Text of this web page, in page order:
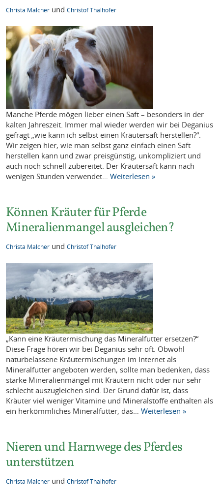
Christa Malcher undChristof Thalhofer
Manche Pferde mögen lieber einen Saft – besonders in der
kalten Jahreszeit. Immer mal wieder werden wir bei Deganius
gefragt „wie kann ich selbst einen Kräutersaft herstellen?“.
Wir zeigen hier, wie man selbst ganz einfach einen Saft
herstellen kann und zwar preisgünstig, unkompliziert und
auch noch schnell zubereitet. Der Kräutersaft kann nach
wenigen Stunden verwendet…Weiterlesen »
Können Kräuter für Pferde
Mineralienmangel ausgleichen?
Christa Malcher undChristof Thalhofer
„Kann eine Kräutermischung das Mineralfutter ersetzen?“
Diese Frage hören wir bei Deganius sehr oft. Obwohl
naturbelassene Kräutermischungen im Internet als
Mineralfutter angeboten werden, sollte man bedenken, dass
starke Mineralienmängel mit Kräutern nicht oder nur sehr
schlecht auszugleichen sind. Der Grund dafür ist, dass
Kräuter viel weniger Vitamine und Mineralstoffe enthalten als
ein herkömmliches Mineralfutter, das…Weiterlesen »
Nieren und Harnwege des Pferdes
unterstützen
Christa Malcher undChristof Thalhofer